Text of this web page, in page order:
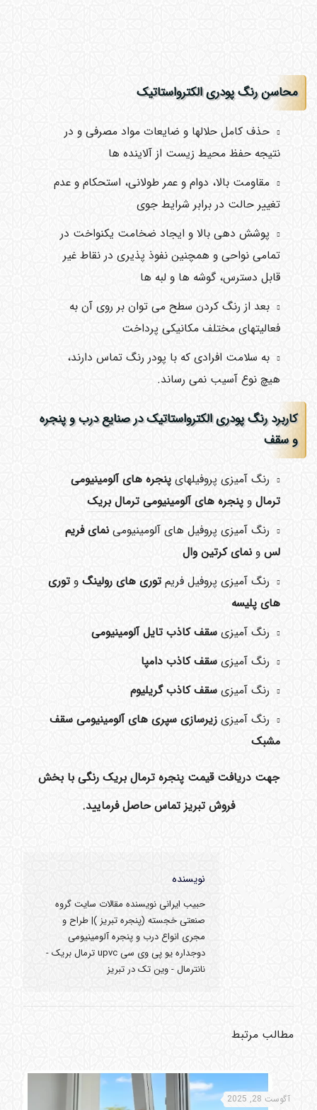
محاسن رنگ پودری الکترواستاتیک
حذف کامل حلالها و ضایعات مواد مصرفی و در
نتیجه حفظ محیط زیست از آلاینده ها
مقاومت بالا، دوام و عمر طولانی، استحکام و عدم
تغییر حالت در برابر شرایط جوی
پوشش دهی بالا و ایجاد ضخامت یکنواخت در
تمامی نواحی و همچنین نفوذ پذیری در نقاط غیر
قابل دسترس، گوشه ها و لبه ها
بعد از رنگ کردن سطح می توان بر روی آن به
فعالیتهای مختلف مکانیکی پرداخت
به سلامت افرادی که با پودر رنگ تماس دارند،
هیچ نوع آسیب نمی رساند.
کاربرد رنگ پودری الکترواستاتیک در صنایع درب و پنجره
و سقف
رنگ آمیزی پروفیلهای پنجره های آلومینیومی
ترمال و پنجره های آلومینیومی ترمالبریک
رنگ آمیزی پروفیل های آلومینیومینمای فریم
لس ونمای کرتین وال
رنگ آمیزی پروفیل فریم توری های رولینگ وتوری
های پلیسه
رنگ آمیزی سقف کاذب تایل آلومینیومی
رنگ آمیزی سقف کاذب دامپا
رنگ آمیزی سقف کاذب گریلیوم
رنگ آمیزی زیرسازی سپری های آلومینیومی سقف
مشبک
جهت دریافت قیمتپنجره ترمال بریک رنگیبا بخش
فروش تبریز تماس حاصل فرمایید.
نویسنده
حبیب ایرانی نویسنده مقالات سایت گروه
صنعتی خجسته (پنجره تبریز )| طراح و
مجری انواع درب و پنجره آلومینیومی
دوجداره یو پی وی سی upvc ترمال بریک -
نانترمال - وین تک در تبریز
مطالب مرتبط
آگوست 28, 2025